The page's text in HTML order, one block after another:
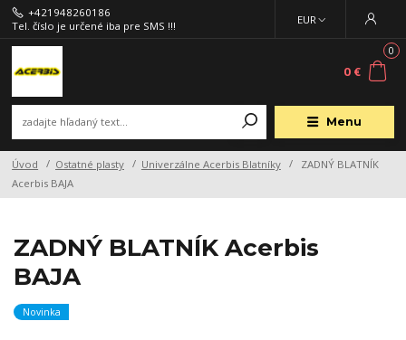
Menu
EUR
+421948260186
Tel. číslo je určené iba pre SMS !!!
0
0 €
Úvod Ostatné plasty Univerzálne Acerbis Blatníky
ZADNÝ BLATNÍK
Acerbis BAJA
ZADNÝ BLATNÍK Acerbis
BAJA
Novinka